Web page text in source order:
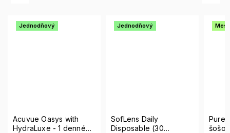
Jednodňový
SofLens Daily
Disposable (30
Mesačný
PureVision 2 (6
šošoviek)